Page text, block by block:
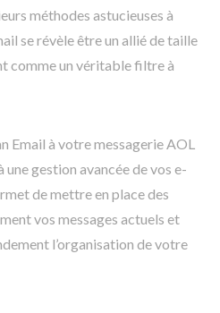
méthodes astucieuses à
se révèle être un allié de taille
comme un véritable filtre à
Email à votre messagerie AOL
gestion avancée de vos e-
de mettre en place des
vos messages actuels et
l’organisation de votre